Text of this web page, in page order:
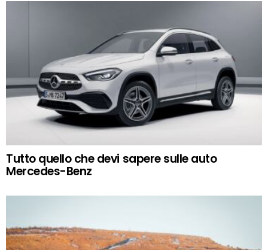
Tutto quello che devi sapere sulle auto
Mercedes-Benz